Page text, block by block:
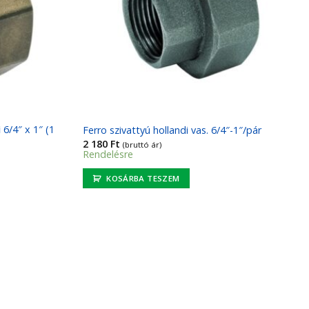
4″ x 1″ (1
Ferro szivattyú hollandi vas. 6/4″-1″/pár
2 180 Ft (bruttó ár)
Rendelésre
KOSÁRBA TESZEM